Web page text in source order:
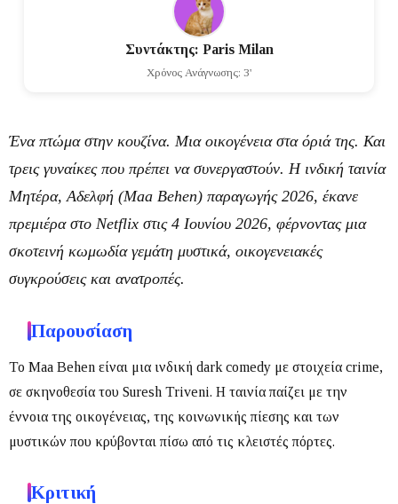
Συντάκτης: Paris Milan
Χρόνος Ανάγνωσης: 3'
Ένα πτώμα στην κουζίνα. Μια οικογένεια στα όριά της. Και
τρεις γυναίκες που πρέπει να συνεργαστούν. Η ινδική ταινία
Μητέρα, Αδελφή (Maa Behen) παραγωγής 2026, έκανε
πρεμιέρα στο Netflix στις 4 Ιουνίου 2026, φέρνοντας μια
σκοτεινή κωμωδία γεμάτη μυστικά, οικογενειακές
συγκρούσεις και ανατροπές.
Παρουσίαση
Το Maa Behen είναι μια ινδική dark comedy με στοιχεία crime,
σε σκηνοθεσία του Suresh Triveni. Η ταινία παίζει με την
έννοια της οικογένειας, της κοινωνικής πίεσης και των
μυστικών που κρύβονται πίσω από τις κλειστές πόρτες.
Κριτική